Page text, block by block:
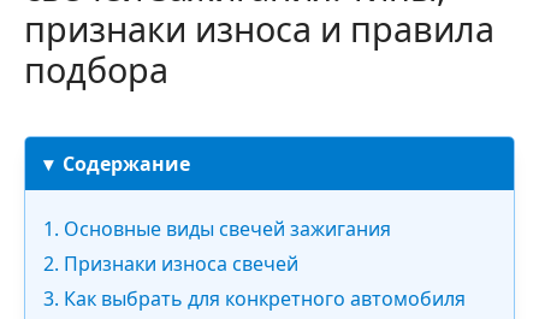
признаки износа и правила
подбора
Содержание
1. Основные виды свечей зажигания
2. Признаки износа свечей
3. Как выбрать для конкретного автомобиля